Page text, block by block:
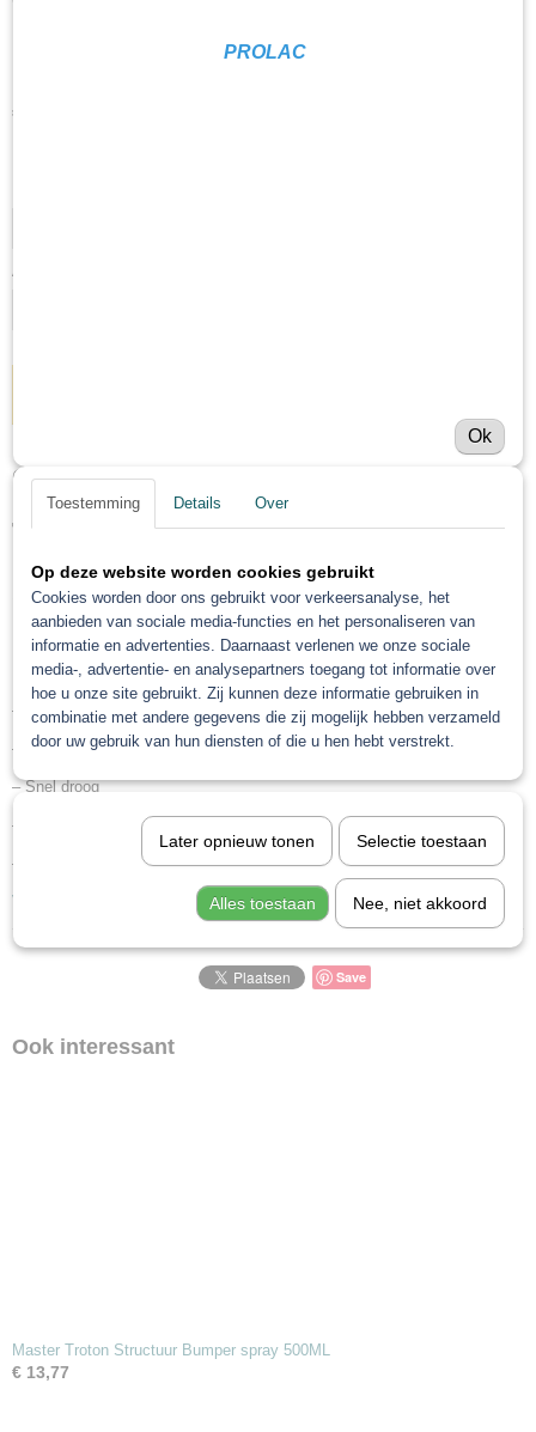
€ 10,68
Aantal
Omschrijving
Troton Blanke Lak Spuitbus
500ML
De verpakking bestaat uit 1 spuitbus van 500ml
– Enorme glans
– Hoge kwaliteit
– Snel droog
– Lak staat er mooi bol op
– Makkelijk in gebruik
Veiligheidsblad Troton blanke lak spuitbus
Save
Ook interessant
Master Troton Structuur Bumper spray 500ML
€ 13,77
PROLAC
Ok
Toestemming Details Over
Op deze website worden cookies gebruikt
Cookies worden door ons gebruikt voor verkeersanalyse, het
aanbieden van sociale media-functies en het personaliseren van
informatie en advertenties. Daarnaast verlenen we onze sociale
media-, advertentie- en analysepartners toegang tot informatie over
hoe u onze site gebruikt. Zij kunnen deze informatie gebruiken in
combinatie met andere gegevens die zij mogelijk hebben verzameld
door uw gebruik van hun diensten of die u hen hebt verstrekt.
Later opnieuw tonen Selectie toestaan
Alles toestaan Nee, niet akkoord